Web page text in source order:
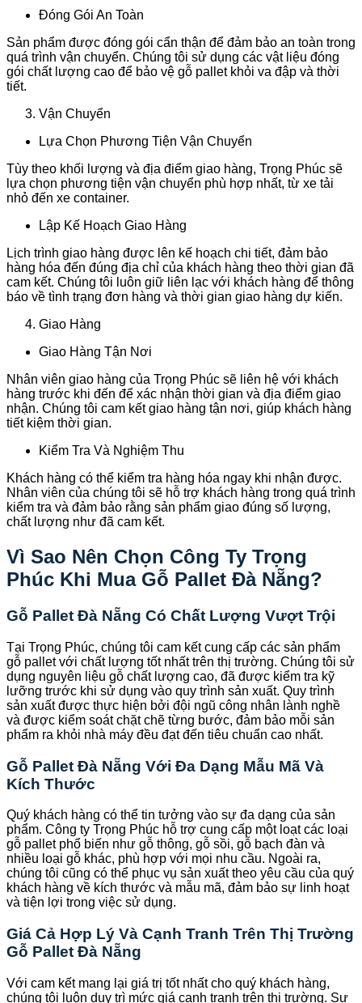
Đóng Gói An Toàn
Sản phẩm được đóng gói cẩn thận để đảm bảo an toàn trong
quá trình vận chuyển. Chúng tôi sử dụng các vật liệu đóng
gói chất lượng cao để bảo vệ gỗ pallet khỏi va đập và thời
tiết.
Vận Chuyển
Lựa Chọn Phương Tiện Vận Chuyển
Tùy theo khối lượng và địa điểm giao hàng, Trọng Phúc sẽ
lựa chọn phương tiện vận chuyển phù hợp nhất, từ xe tải
nhỏ đến xe container.
Lập Kế Hoạch Giao Hàng
Lịch trình giao hàng được lên kế hoạch chi tiết, đảm bảo
hàng hóa đến đúng địa chỉ của khách hàng theo thời gian đã
cam kết. Chúng tôi luôn giữ liên lạc với khách hàng để thông
báo về tình trạng đơn hàng và thời gian giao hàng dự kiến.
Giao Hàng
Giao Hàng Tận Nơi
Nhân viên giao hàng của Trọng Phúc sẽ liên hệ với khách
hàng trước khi đến để xác nhận thời gian và địa điểm giao
nhận. Chúng tôi cam kết giao hàng tận nơi, giúp khách hàng
tiết kiệm thời gian.
Kiểm Tra Và Nghiệm Thu
Khách hàng có thể kiểm tra hàng hóa ngay khi nhận được.
Nhân viên của chúng tôi sẽ hỗ trợ khách hàng trong quá trình
kiểm tra và đảm bảo rằng sản phẩm giao đúng số lượng,
chất lượng như đã cam kết.
Vì Sao Nên Chọn Công Ty Trọng
Phúc Khi Mua Gỗ Pallet Đà Nẵng?
Gỗ Pallet Đà Nẵng Có Chất Lượng Vượt Trội
Tại Trọng Phúc, chúng tôi cam kết cung cấp các sản phẩm
gỗ pallet với chất lượng tốt nhất trên thị trường. Chúng tôi sử
dụng nguyên liệu gỗ chất lượng cao, đã được kiểm tra kỹ
lưỡng trước khi sử dụng vào quy trình sản xuất. Quy trình
sản xuất được thực hiện bởi đội ngũ công nhân lành nghề
và được kiểm soát chặt chẽ từng bước, đảm bảo mỗi sản
phẩm ra khỏi nhà máy đều đạt đến tiêu chuẩn cao nhất.
Gỗ Pallet Đà Nẵng Với Đa Dạng Mẫu Mã Và
Kích Thước
Quý khách hàng có thể tin tưởng vào sự đa dạng của sản
phẩm. Công ty Trọng Phúc hỗ trợ cung cấp một loạt các loại
gỗ pallet phổ biến như gỗ thông, gỗ sồi, gỗ bạch đàn và
nhiều loại gỗ khác, phù hợp với mọi nhu cầu. Ngoài ra,
chúng tôi cũng có thể phục vụ sản xuất theo yêu cầu của quý
khách hàng về kích thước và mẫu mã, đảm bảo sự linh hoạt
và tiện lợi trong việc sử dụng.
Giá Cả Hợp Lý Và Cạnh Tranh Trên Thị Trường
Gỗ Pallet Đà Nẵng
Với cam kết mang lại giá trị tốt nhất cho quý khách hàng,
chúng tôi luôn duy trì mức giá cạnh tranh trên thị trường. Sự